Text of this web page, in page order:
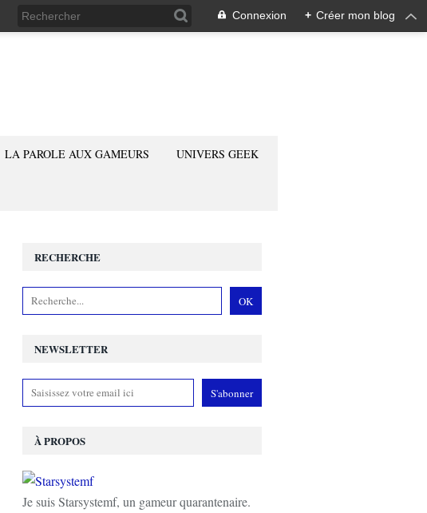
Connexion + Créer mon blog
LA PAROLE AUX GAMEURS UNIVERS GEEK
NEWSLETTER
RECHERCHE
À PROPOS
Je suis Starsystemf, un gameur quarantenaire.